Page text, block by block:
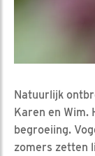
Natuurlijk
Karen en Wim.
begroeiing.
zomers zetten